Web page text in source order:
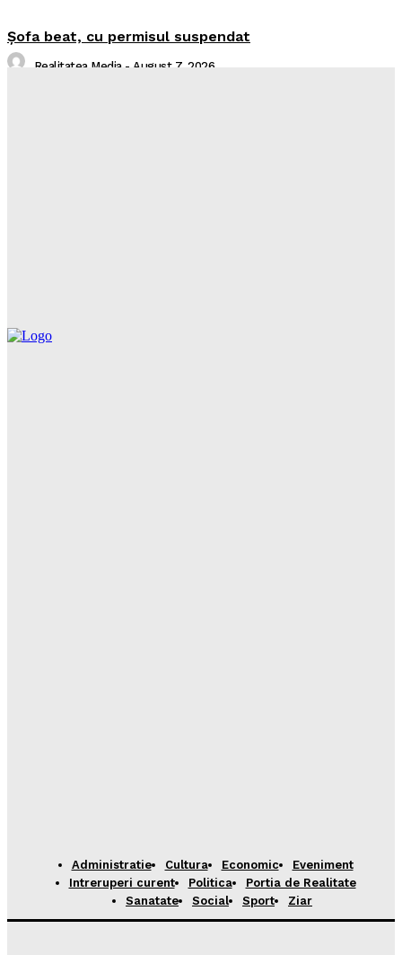
Şofa beat, cu permisul suspendat
Realitatea Media - August 7, 2026
Administratie Cultura Economic
Eveniment
Intreruperi curent
Politica
Portia de Realitate
Sanatate
Social Sport Ziar